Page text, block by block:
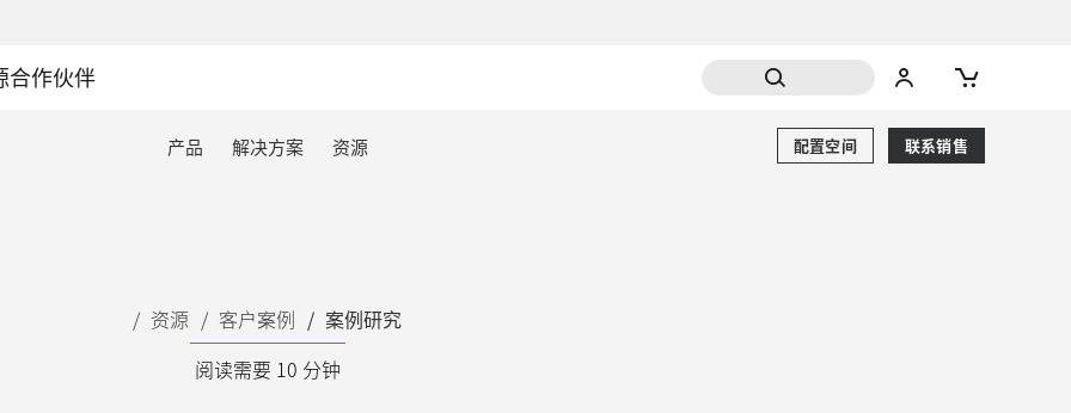
合作伙伴
产品 解决方案 资源 联系销售
配置空间
资源 客户案例
案例研究
阅读需要 10 分钟